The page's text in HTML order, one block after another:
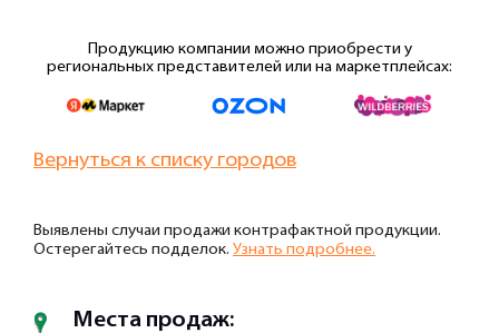
Продукцию компании можно приобрести у
региональных представителей или на маркетплейсах:
Вернуться к списку городов
Выявлены случаи продажи контрафактной продукции.
Остерегайтесь подделок. Узнать подробнее.
Места продаж: